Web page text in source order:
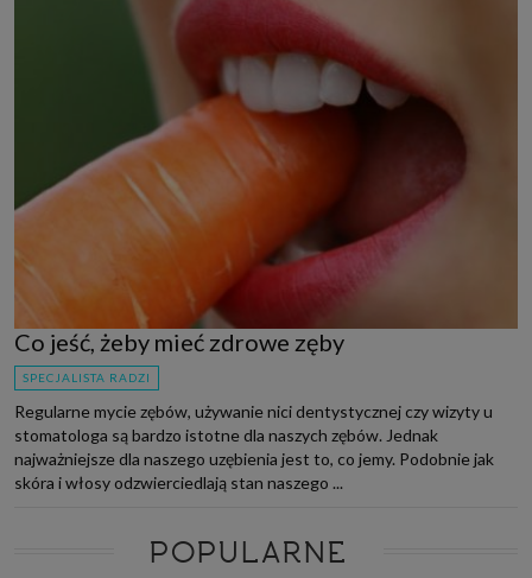
Co jeść, żeby mieć zdrowe zęby
SPECJALISTA RADZI
Regularne mycie zębów, używanie nici dentystycznej czy wizyty u
stomatologa są bardzo istotne dla naszych zębów. Jednak
najważniejsze dla naszego uzębienia jest to, co jemy. Podobnie jak
skóra i włosy odzwierciedlają stan naszego ...
POPULARNE